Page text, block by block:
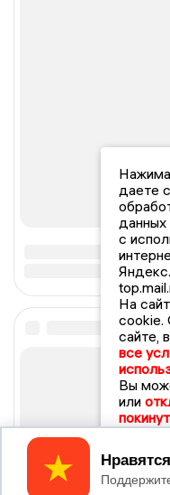
даете
данных
с
На
cookie.
сайте,
все
Вы
или